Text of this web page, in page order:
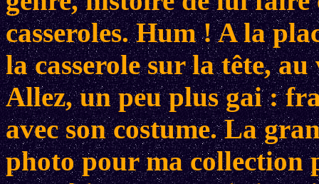
casseroles. Hum ! A la
la casserole sur la tête,
Allez, un peu plus gai :
avec son costume. La
photo pour ma collection